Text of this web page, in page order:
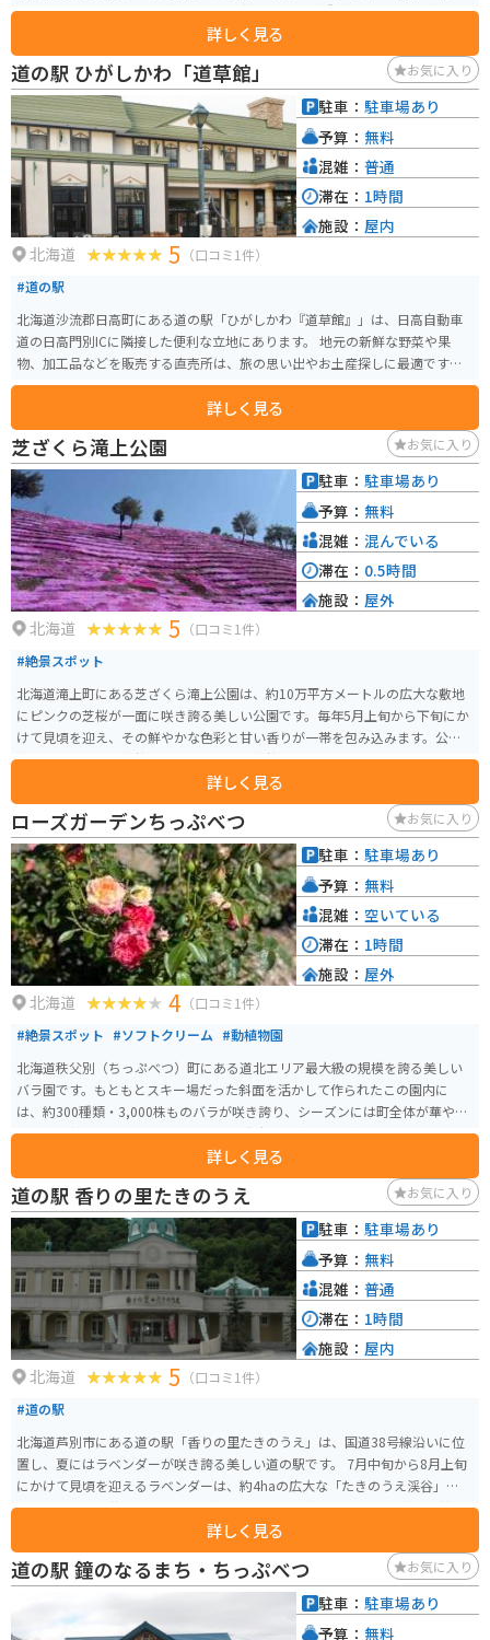
と恐れていたという歴史があります。 峡谷には吊り橋があり、景色を楽しめ
ます。峡谷は美しい秋の紅葉が見られる名所であり、毎年９月２３日に「こ
たんまつり」を開催し、アイヌ文化の継承が行われています。また、対岸に
はアイヌ以前の人々の集落跡、旧駅舎があり、アイヌ以外の先人たちの生活
の一端を垣間見ることができます。
詳しく見る
道の駅 ひがしかわ「道草館」 お気に入り
北海道 5 （口コミ1件）
#道の駅
北海道沙流郡日高町にある道の駅「ひがしかわ『道草館』」は、日高自動車
道の日高門別ICに隣接した便利な立地にあります。 地元の新鮮な野菜や果
物、加工品などを販売する直売所は、旅の思い出やお土産探しに最適です。
特に、日高地方は良質なサラブレッドの産地として知られており、馬肉を使
った珍しい商品も見つかります。 軽食コーナーでは、地元産の食材を使った
料理や軽食を楽しむことができます。 日高昆布ラーメンやジンギスカン丼な
ど、北海道の味覚を堪能しましょう。 バイクで訪れる際には、広々とした駐
車場があるので安心です。 道の駅からは、広大な牧場風景や日高山脈の雄大
な景色を楽しむことができます。 周辺には、競走馬の育成牧場や乗馬体験施
設などもあり、馬との触れ合いを楽しむこともできます。 ドライブやツーリ
ングの休憩に、ぜひ道の駅「ひがしかわ『道草館』」へお立ち寄りくださ
い。
詳しく見る
駐車： 駐車場あり
予算： 無料
混雑： 普通
滞在： 1時間
施設： 屋内
芝ざくら滝上公園 お気に入り
北海道 5 （口コミ1件）
#絶景スポット
北海道滝上町にある芝ざくら滝上公園は、約10万平方メートルの広大な敷地
にピンクの芝桜が一面に咲き誇る美しい公園です。毎年5月上旬から下旬にか
けて見頃を迎え、その鮮やかな色彩と甘い香りが一帯を包み込みます。公園
内で販売している芝桜ソフトクリームは芝桜をイメージしたピンクで華やか
り」が開催され、様々なイベントやアクティビティが楽しめます。特にヘリ
コプター遊覧飛行は人気で、上空から見下ろす芝桜の絶景は圧巻です。ま
た、ステージイベントや地元の特産品が楽しめる屋台も並びます。公園内に
は遊歩道が整備されており、ゆったりと散策しながら芝桜を鑑賞することが
できます。さらに、展望台からは公園全体を一望でき、写真撮影スポットとし
ても人気です。アクセスも良く、道の駅「香の里たきのうえ」からも近いた
め、観光の際には便利です。
詳しく見る
駐車： 駐車場あり
予算： 無料
混雑： 混んでいる
滞在： 0.5時間
施設： 屋外
ローズガーデンちっぷべつ お気に入り
北海道 4 （口コミ1件）
#絶景スポット #ソフトクリーム #動植物園
北海道秩父別（ちっぷべつ）町にある道北エリア最大級の規模を誇る美しい
バラ園です。もともとスキー場だった斜面を活かして作られたこの園内に
は、約300種類・3,000株ものバラが咲き誇り、シーズンには町全体が華やか
な香りに包まれます。 斜面を利用した広大な園内には、ギリシャ語で「美し
い」を意味する「カロスの丘展望台」があります。そこから見下ろすバラの
花々と、のどかな秩父別の田園風景が織りなす景色は、まさに北海道らしい
開放感に溢れています。 散策のお供に欠かせないのが、売店「バラの城ふろ
ーら」で販売されているピンク色のローズソフトクリームです。一口食べる
とバラの優雅な香りがふわっと広がる、この場所ならではのスイーツとして
人気を集めています。 見頃: 最も華やかなのは7月上旬から中旬です。 入園料:
嬉しいことに入園は無料（協力金受付あり）で、誰でも気軽に訪れることが
できます。 アクセス: 旭川や札幌からも車でアクセスしやすく、道の駅「ちっ
ぷべつ」からもすぐ近くです。 広々とした無料駐車場: 園内には広めの無料駐
車場が完備されています。
詳しく見る
駐車： 駐車場あり
予算： 無料
混雑： 空いている
滞在： 1時間
施設： 屋外
道の駅 香りの里たきのうえ お気に入り
北海道 5 （口コミ1件）
#道の駅
北海道芦別市にある道の駅「香りの里たきのうえ」は、国道38号線沿いに位
置し、夏にはラベンダーが咲き誇る美しい道の駅です。 7月中旬から8月上旬
にかけて見頃を迎えるラベンダーは、約4haの広大な「たきのうえ渓谷」を彩
り、その香りと共に訪れる人々を魅了します。 園内では、ラベンダーの摘み
取り体験もでき、お土産に持ち帰ることも可能です。 また、地元の特産品を
販売する直売所や、レストランもあり、地元の味覚を楽しむこともできま
す。 バイクで訪れる場合、国道38号線は走りやすく、景色も良いのでツーリ
としても利用できます。 周辺には、滝の上公園や芦別温泉など観光スポット
詳しく見る
駐車： 駐車場あり
予算： 無料
混雑： 普通
滞在： 1時間
施設： 屋内
道の駅 鐘のなるまち・ちっぷべつ お気に入り
駐車： 駐車場あり
予算： 無料